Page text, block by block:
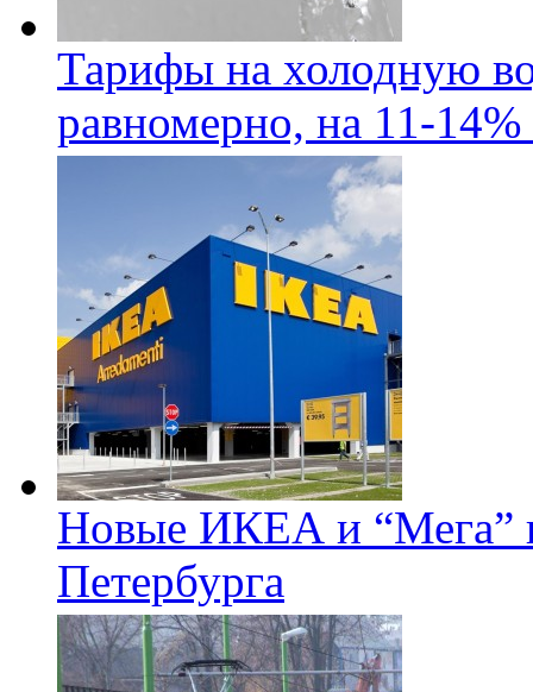
Тарифы на холодную
равномерно, на 11-14%
Новые ИКЕА и “Мега”
Петербурга